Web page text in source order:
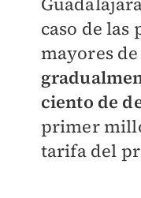
caso de las
mayores
ciento de
primer
tarifa del